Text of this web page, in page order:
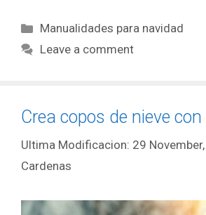
Manualidades para navidad
Leave a comment
Crea copos de nieve
29
Cardenas